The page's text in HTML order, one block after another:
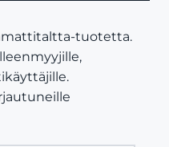
tuotetta.